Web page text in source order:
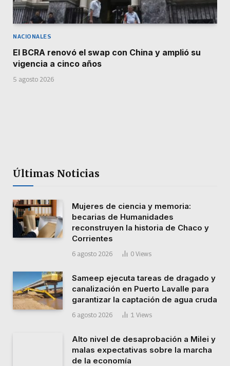
NACIONALES
El BCRA renovó el swap con China y amplió su
vigencia a cinco años
5 agosto 2026
Últimas Noticias
Mujeres de ciencia y memoria:
becarias de Humanidades
reconstruyen la historia de Chaco y
Corrientes
6 agosto 2026 0 Views
Sameep ejecuta tareas de dragado y
canalización en Puerto Lavalle para
garantizar la captación de agua cruda
6 agosto 2026 1 Views
Alto nivel de desaprobación a Milei y
malas expectativas sobre la marcha
de la economía